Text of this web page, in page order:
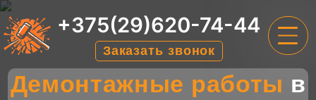
+375(29)620-74-44
Заказать звонок
ГЛАВНАЯ
Демонтажные работы в